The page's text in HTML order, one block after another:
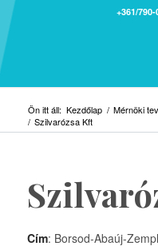
+361/790-
Ön itt áll: Kezdőlap / Mérnöki
/ Szilvarózsa Kft
Cím: Borsod-Abaúj-